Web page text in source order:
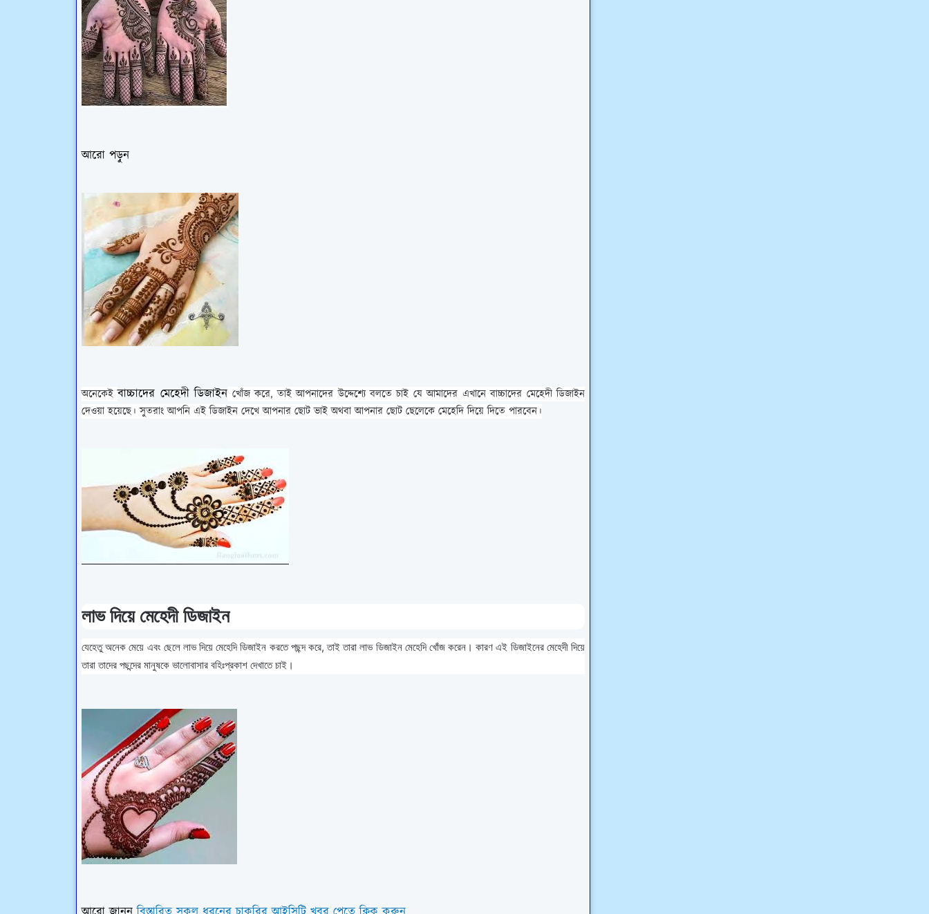
আরো পড়ুন
অনেকেইবাচ্চাদের মেহেদী ডিজাইন খোঁজ করে, তাই আপনাদের উদ্দেশ্যে বলতে চাই যে আমাদের এখানে বাচ্চাদের মেহেদী ডিজাইন
দেওয়া হয়েছে। সুতরাং আপনি এই ডিজাইন দেখে আপনার ছোট ভাই অথবা আপনার ছোট ছেলেকে মেহেদি দিয়ে দিতে পারবেন।
লাভ দিয়ে মেহেদী ডিজাইন
যেহেতু অনেক মেয়ে এবং ছেলে লাভ দিয়ে মেহেদি ডিজাইন করতে পছন্দ করে, তাই তারা লাভ ডিজাইন মেহেদি খোঁজ করেন। কারণ এই ডিজাইনের মেহেদী দিয়ে
তারা তাদের পছন্দের মানুষকে ভালোবাসার বহিঃপ্রকাশ দেখাতে চাই।